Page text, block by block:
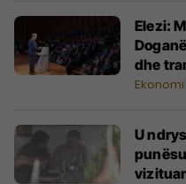
Elezi:
dhe
Ekonomi
U